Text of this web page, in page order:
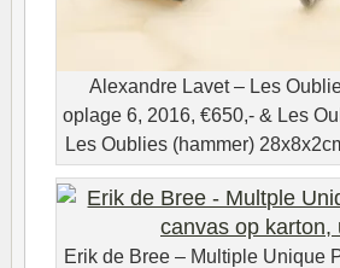
Alexandre Lavet – Les
oplage 6, 2016, €650,- & Les
Les Oublies (hammer)
Erik de Bree – Multiple Unique